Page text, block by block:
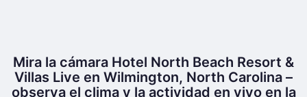
Mira la cámara Hotel North Beach Resort &
Villas Live en Wilmington, North Carolina –
observa el clima y la actividad en vivo en la